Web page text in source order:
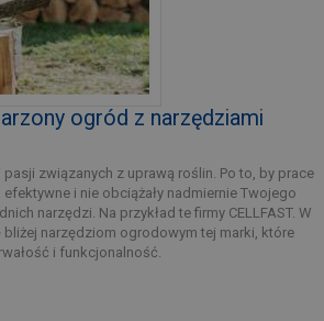
ogród z narzędziami
związanych z uprawą roślin. Po to, by prace
i nie obciążały nadmiernie Twojego
narzędzi. Na przykład te firmy CELLFAST. W
bliżej narzędziom ogrodowym tej marki, które
i funkcjonalność.